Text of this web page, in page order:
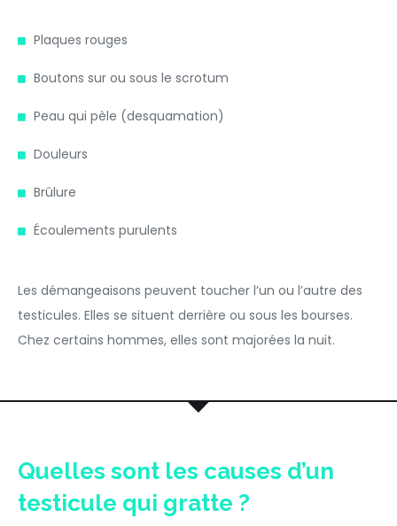
Plaques rouges
Boutons sur ou sous le scrotum
Peau qui pèle (desquamation)
Douleurs
Brûlure
Écoulements purulents
Les démangeaisons peuvent toucher l’un ou l’autre des
testicules. Elles se situent derrière ou sous les bourses.
Chez certains hommes, elles sont majorées la nuit.
Quelles sont les causes d’un
testicule qui gratte ?